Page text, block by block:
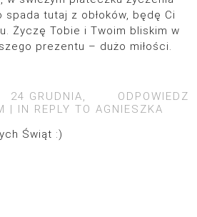
spada tutaj z obłoków, będę Ci
Życzę Tobie i Twoim bliskim w
prezentu – dużo miłości.
ODPOWIEDZ
24 GRUDNIA,
IN REPLY TOAGNIESZKA
Świąt :)